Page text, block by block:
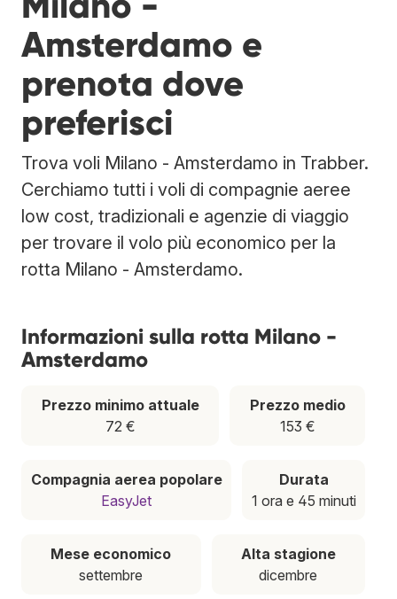
Amsterdamo e
prenota dove
preferisci
Trova voli Milano - Amsterdamo in Trabber.
Cerchiamo tutti i voli di compagnie aeree
low cost, tradizionali e agenzie di viaggio
per trovare il volo più economico per la
rotta Milano - Amsterdamo.
Informazioni sulla rotta Milano -
Amsterdamo
Prezzo minimo attuale
72 €
Prezzo medio
153 €
Compagnia aerea popolare
EasyJet
Durata
1 ora e 45 minuti
Mese economico
settembre
Alta stagione
dicembre